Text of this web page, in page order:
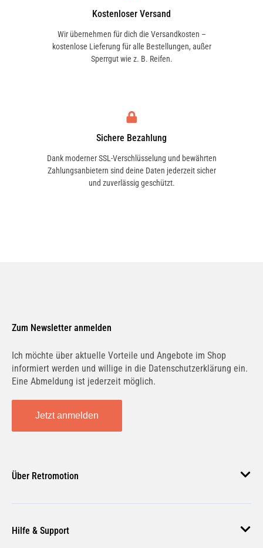
Kostenloser Versand
Wir übernehmen für dich die Versandkosten –
kostenlose Lieferung für alle Bestellungen, außer
Sperrgut wie z. B. Reifen.
Sichere Bezahlung
Dank moderner SSL-Verschlüsselung und bewährten
Zahlungsanbietern sind deine Daten jederzeit sicher
und zuverlässig geschützt.
Zum Newsletter anmelden
Ich möchte über aktuelle Vorteile und Angebote im Shop
informiert werden und willige in die Datenschutzerklärung ein.
Eine Abmeldung ist jederzeit möglich.
Jetzt anmelden
Über Retromotion
Unsere Jobs
Hilfe & Support